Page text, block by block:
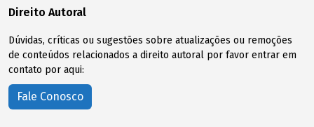
Direito Autoral
Dúvidas, críticas ou sugestões sobre atualizações ou remoções
de conteúdos relacionados a direito autoral por favor entrar em
contato por aqui:
Fale Conosco